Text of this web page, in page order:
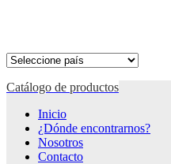
Catálogo de productos
Inicio
¿Dónde encontrarnos?
Nosotros
Contacto